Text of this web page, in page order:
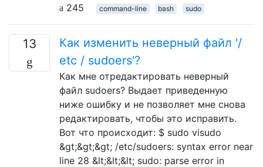
245
command-line bash sudo
13
Как изменить неверный файл '/
etc / sudoers'?
Как мне отредактировать неверный
файл sudoers? Выдает приведенную
ниже ошибку и не позволяет мне снова
редактировать, чтобы это исправить.
Вот что происходит: $ sudo visudo
&gt;&gt;&gt; /etc/sudoers: syntax error near
line 28 &lt;&lt;&lt; sudo: parse error in